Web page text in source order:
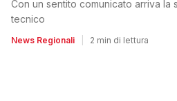
Con un sentito comunicato arriva la
tecnico
News Regionali 2 min di lettura